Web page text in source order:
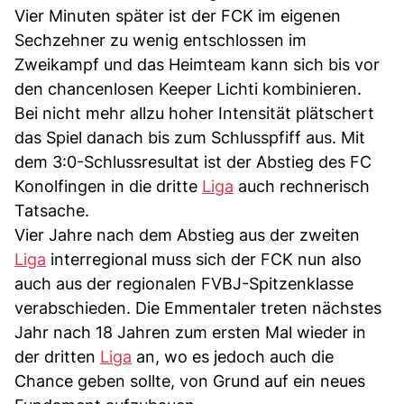
Vier Minuten später ist der FCK im eigenen
Sechzehner zu wenig entschlossen im
Zweikampf und das Heimteam kann sich bis vor
den chancenlosen Keeper Lichti kombinieren.
Bei nicht mehr allzu hoher Intensität plätschert
das Spiel danach bis zum Schlusspfiff aus. Mit
dem 3:0-Schlussresultat ist der Abstieg des FC
Konolfingen in die dritte Liga auch rechnerisch
Tatsache.
Vier Jahre nach dem Abstieg aus der zweiten
Liga interregional muss sich der FCK nun also
auch aus der regionalen FVBJ-Spitzenklasse
verabschieden. Die Emmentaler treten nächstes
Jahr nach 18 Jahren zum ersten Mal wieder in
der dritten Liga an, wo es jedoch auch die
Chance geben sollte, von Grund auf ein neues